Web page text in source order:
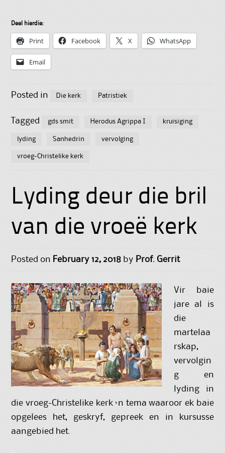
Deel hierdie:
Print Facebook X WhatsApp
Email
Posted in Die kerk Patristiek
Tagged gds smit Herodus Agrippa I kruisiging
lyding Sanhedrin vervolging
vroeg-Christelike kerk
Lyding deur die bril
van die vroeë kerk
Posted on February 12, 2018 by Prof. Gerrit
Vir baie
jare al is
die
martelaa
rskap,
vervolgin
g en
lyding in
die vroeg-Christelike kerk ‘n tema waaroor ek baie
opgelees het, geskryf, gepreek en in kursusse
aangebied het.